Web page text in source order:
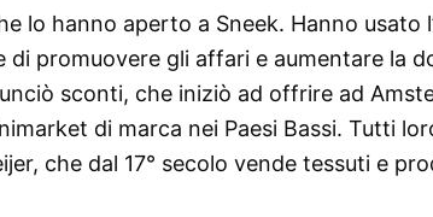
lo hanno aperto a Sneek. Hanno usato
promuovere gli affari e aumentare la
sconti, che iniziò ad offrire ad
di marca nei Paesi Bassi. Tutti
che dal 17° secolo vende tessuti e